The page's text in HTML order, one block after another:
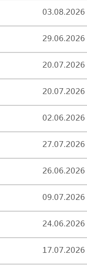
03.08.2026
29.06.2026
20.07.2026
20.07.2026
02.06.2026
27.07.2026
26.06.2026
09.07.2026
24.06.2026
17.07.2026